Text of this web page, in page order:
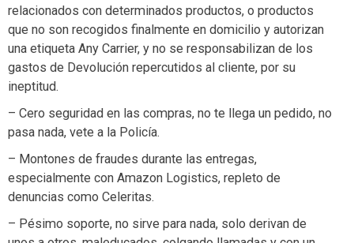
relacionados con determinados productos, o productos
que no son recogidos finalmente en domicilio y autorizan
una etiqueta Any Carrier, y no se responsabilizan de los
gastos de Devolución repercutidos al cliente, por su
ineptitud.
– Cero seguridad en las compras, no te llega un pedido, no
pasa nada, vete a la Policía.
– Montones de fraudes durante las entregas,
especialmente con Amazon Logistics, repleto de
denuncias como Celeritas.
– Pésimo soporte, no sirve para nada, solo derivan de